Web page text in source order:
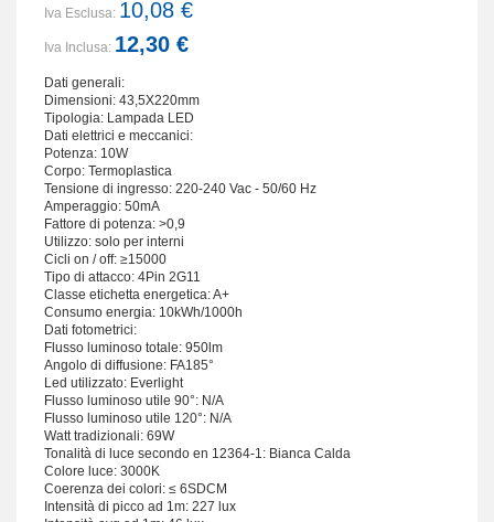
Iva Esclusa: 10,08 €
Iva Inclusa: 12,30 €
Dati generali:
Dimensioni: 43,5X220mm
Tipologia: Lampada LED
Dati elettrici e meccanici:
Potenza: 10W
Corpo: Termoplastica
Tensione di ingresso: 220-240 Vac - 50/60 Hz
Amperaggio: 50mA
Fattore di potenza: >0,9
Utilizzo: solo per interni
Cicli on / off: ≥15000
Tipo di attacco: 4Pin 2G11
Classe etichetta energetica: A+
Consumo energia: 10kWh/1000h
Dati fotometrici:
Flusso luminoso totale: 950lm
Angolo di diffusione: FA185°
Led utilizzato: Everlight
Flusso luminoso utile 90°: N/A
Flusso luminoso utile 120°: N/A
Watt tradizionali: 69W
Tonalità di luce secondo en 12364-1: Bianca Calda
Colore luce: 3000K
Coerenza dei colori: ≤ 6SDCM
Intensità di picco ad 1m: 227 lux